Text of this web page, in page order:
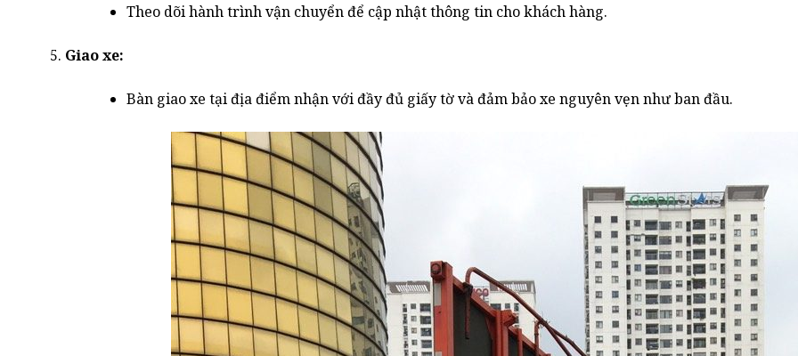
Theo dõi hành trình vận chuyển để cập nhật thông tin cho khách hàng.
Giao xe:
Bàn giao xe tại địa điểm nhận với đầy đủ giấy tờ và đảm bảo xe nguyên vẹn như ban đầu.